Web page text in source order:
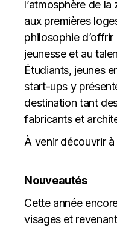
l’atmosphère de
aux premières
philosophie
jeunesse et au
Étudiants, jeunes
start-ups y
destination tant
fabricants et
À venir découvrir à
Nouveautés
Cette année
visages et